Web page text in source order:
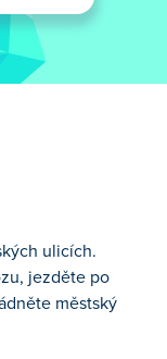
ulicích.
jezděte po
městský